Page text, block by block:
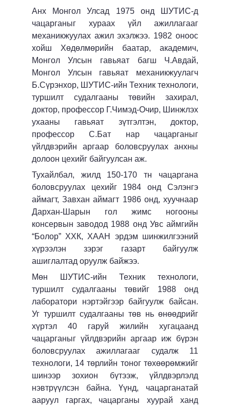
Анх Монгол Улсад 1975 онд ШУТИС-д
чацарганыг хураах үйл ажиллагааг
механикжуулах ажил эхэлжээ. 1982 оноос
хойш Хөдөлмөрийн баатар, академич,
Монгол Улсын гавьяат багш Ч.Авдай,
Монгол Улсын гавьяат механикжуулагч
Б.Сүрэнхор, ШУТИС-ийн Техник технологи,
туршилт судалгааны төвийн захирал,
доктор, профессор Г.Чимэд-Очир, Шинжлэх
ухааны гавьяат зүтгэлтэн, доктор,
профессор С.Бат нар чацарганыг
үйлдвэрийн аргаар боловсруулах анхны
долоон цехийг байгуулсан аж.
Тухайлбал, жилд 150-170 тн чацаргана
боловсруулах цехийг 1984 онд Сэлэнгэ
аймагт, Завхан аймагт 1986 онд, хуучнаар
Дархан-Шарын гол жимс ногооны
консервын заводод 1988 онд Увс аймгийн
“Болор” ХХК, ХААН эрдэм шинжилгээний
хүрээлэн зэрэг газарт байгуулж
ашиглалтад оруулж байжээ.
Мөн ШУТИС-ийн Техник технологи,
туршилт судалгааны төвийг 1988 онд
лаборатори нэртэйгээр байгуулж байсан.
Уг туршилт судалгааны төв нь өнөөдрийг
хүртэл 40 гаруй жилийн хугацаанд
чацарганыг үйлдвэрийн аргаар иж бүрэн
боловсруулах ажиллагааг судалж 11
технологи, 14 төрлийн тоног төхөөрөмжийг
шинээр зохион бүтээж, үйлдвэрлэлд
нэвтрүүлсэн байна. Үүнд, чацарганатай
ааруул гаргах, чацарганы хуурай ханд